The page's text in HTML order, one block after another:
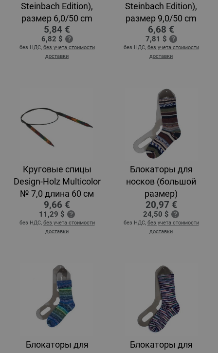
Steinbach Edition),
размер 6,0/50 cm
5,84 €
6,82 $
без НДС, без учета стоимости
доставки
Steinbach Edition),
размер 9,0/50 cm
6,68 €
7,81 $
без НДС, без учета стоимости
доставки
Круговые спицы
Design-Holz Multicolor
№ 7,0 длина 60 см
9,66 €
11,29 $
без НДС, без учета стоимости
доставки
Блокаторы для
носков (большой
размер)
20,97 €
24,50 $
без НДС, без учета стоимости
доставки
Блокаторы для
Блокаторы для